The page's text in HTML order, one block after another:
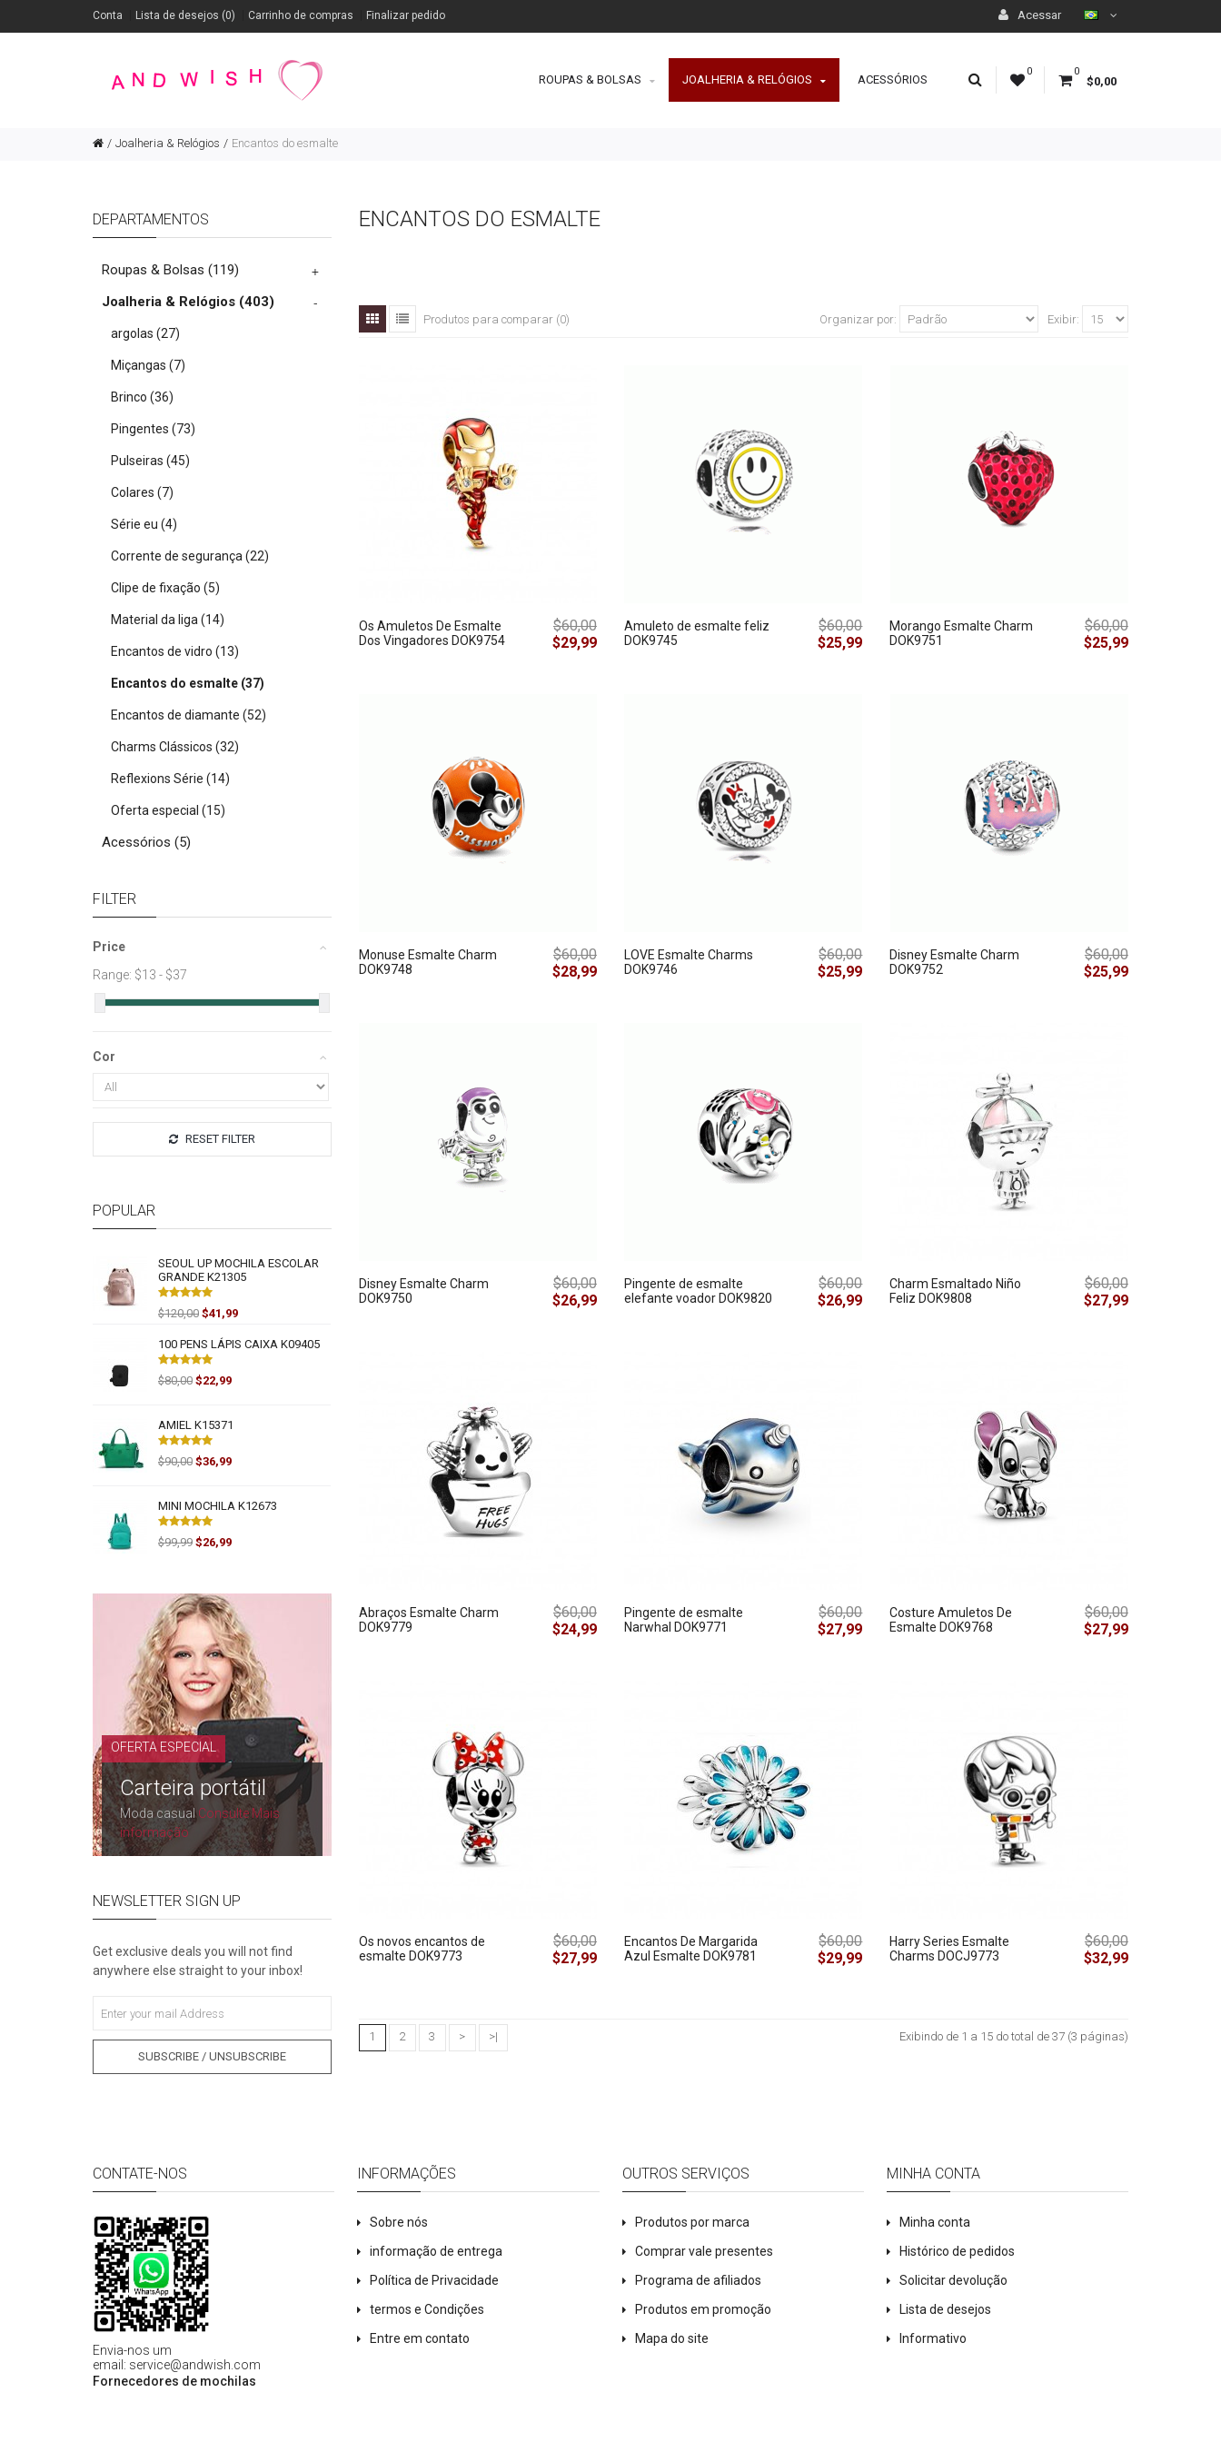
Acessar
Conta Lista de desejos (0) Carrinho de compras Finalizar pedido
0 0
$0,00
ROUPAS & BOLSAS JOALHERIA & RELÓGIOS ACESSÓRIOS
Joalheria & Relógios Encantos do esmalte
DEPARTAMENTOS
Roupas & Bolsas (119) +
Joalheria & Relógios (403) -
argolas (27)
Miçangas (7)
Brinco (36)
Pingentes (73)
Pulseiras (45)
Colares (7)
Série eu (4)
Corrente de segurança (22)
Clipe de fixação (5)
Material da liga (14)
Encantos de vidro (13)
Encantos do esmalte (37)
Encantos de diamante (52)
Charms Clássicos (32)
Reflexions Série (14)
Oferta especial (15)
Acessórios (5)
FILTER
Price
Range: $13 - $37
Cor
RESET FILTER
POPULAR
SEOUL UP MOCHILA ESCOLAR
GRANDE K21305
$120,00 $41,99
100 PENS LÁPIS CAIXA K09405
$80,00 $22,99
AMIEL K15371
$90,00 $36,99
MINI MOCHILA K12673
$99,99 $26,99
OFERTA ESPECIAL
Carteira portátil
Moda casualConsulte Mais
informação
NEWSLETTER SIGN UP
Get exclusive deals you will not find
anywhere else straight to your inbox!
SUBSCRIBE / UNSUBSCRIBE
ENCANTOS DO ESMALTE
Exibir:
Organizar por:
Produtos para comparar (0)
Os Amuletos De Esmalte
Dos Vingadores DOK9754
$60,00
$29,99
Amuleto de esmalte feliz
DOK9745
$60,00
$25,99
Morango Esmalte Charm
DOK9751
$60,00
$25,99
Monuse Esmalte Charm
DOK9748
$60,00
$28,99
LOVE Esmalte Charms
DOK9746
$60,00
$25,99
Disney Esmalte Charm
DOK9752
$60,00
$25,99
Disney Esmalte Charm
DOK9750
$60,00
$26,99
Pingente de esmalte
elefante voador DOK9820
$60,00
$26,99
Charm Esmaltado Niño
Feliz DOK9808
$60,00
$27,99
Abraços Esmalte Charm
DOK9779
$60,00
$24,99
Pingente de esmalte
Narwhal DOK9771
$60,00
$27,99
Costure Amuletos De
Esmalte DOK9768
$60,00
$27,99
Os novos encantos de
esmalte DOK9773
$60,00
$27,99
Encantos De Margarida
Azul Esmalte DOK9781
$60,00
$29,99
Harry Series Esmalte
Charms DOCJ9773
$60,00
$32,99
1 2 3 > >| Exibindo de 1 a 15 do total de 37 (3 páginas)
CONTATE-NOS
Envia-nos um
email : service@andwish.com
Fornecedores de mochilas
INFORMAÇÕES
Sobre nós
informação de entrega
Política de Privacidade
termos e Condições
Entre em contato
OUTROS SERVIÇOS
Produtos por marca
Comprar vale presentes
Programa de afiliados
Produtos em promoção
Mapa do site
MINHA CONTA
Minha conta
Histórico de pedidos
Solicitar devolução
Lista de desejos
Informativo